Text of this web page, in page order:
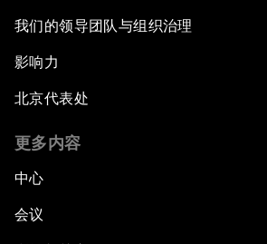
我们的领导团队与组织治理
影响力
北京代表处
更多内容
中心
会议